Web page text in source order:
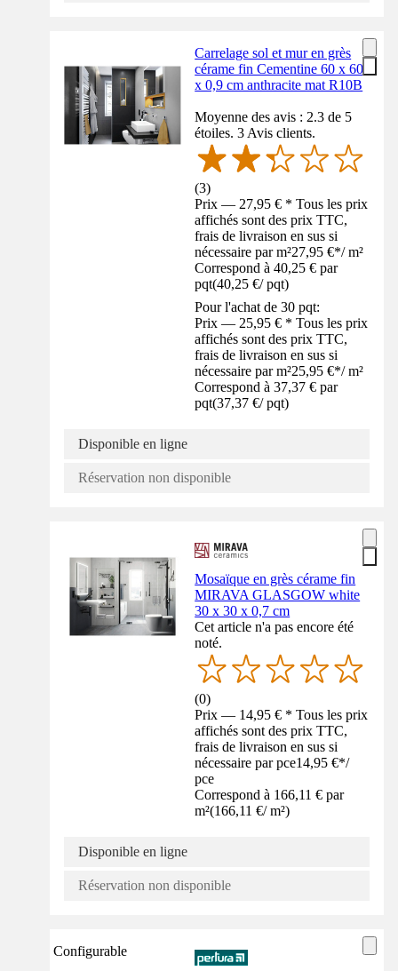
Carrelage sol et mur en grès
cérame fin Cementine 60 x 60
x 0,9 cm anthracite mat R10B
Moyenne des avis : 2.3 de 5
étoiles. 3 Avis clients.
(3)
Prix — 27,95 € * Tous les prix
affichés sont des prix TTC,
frais de livraison en sus si
nécessaire par m²27,95 €*/ m²
Correspond à 40,25 € par
pqt(40,25 €/ pqt)
Pour l'achat de 30 pqt:
Prix — 25,95 € * Tous les prix
affichés sont des prix TTC,
frais de livraison en sus si
nécessaire par m²25,95 €*/ m²
Correspond à 37,37 € par
pqt(37,37 €/ pqt)
Disponible en ligne
Réservation non disponible
Mosaïque en grès cérame fin
MIRAVA GLASGOW white
30 x 30 x 0,7 cm
Cet article n'a pas encore été
noté.
(0)
Prix — 14,95 € * Tous les prix
affichés sont des prix TTC,
frais de livraison en sus si
nécessaire par pce14,95 €*/
pce
Correspond à 166,11 € par
m²(166,11 €/ m²)
Disponible en ligne
Réservation non disponible
Configurable